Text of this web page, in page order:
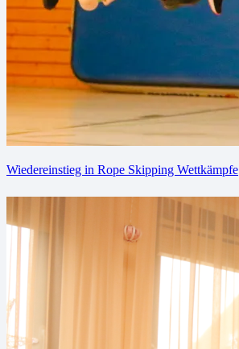
Wiedereinstieg in Rope Skipping Wettkämpfe